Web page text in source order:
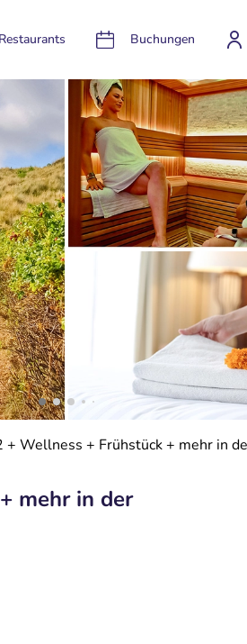
Restaurants Buchungen
+ Wellness + Frühstück + mehr in
mehr in der